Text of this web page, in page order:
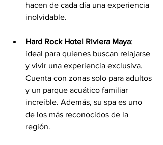
hacen de cada día una experiencia
inolvidable.
Hard Rock Hotel Riviera Maya:
ideal para quienes buscan relajarse
y vivir una experiencia exclusiva.
Cuenta con zonas solo para adultos
y un parque acuático familiar
increíble. Además, su spa es uno
de los más reconocidos de la
región.